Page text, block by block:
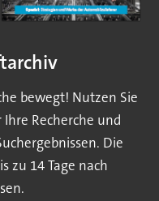
bewegt! Nutzen Sie
Recherche und
Die
zu 14 Tage nach